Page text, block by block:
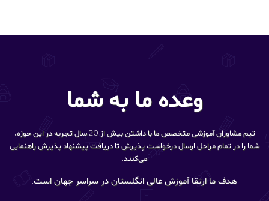
وعده ما به شما
تیم مشاوران آموزشی متخصص ما با داشتن بیش از 20 سال تجربه در این حوزه،
شما را در تمام مراحل ارسال درخواست پذیرش تا دریافت پیشنهاد پذیرش راهنمایی
می‌کنند.
هدف ما ارتقا آموزش عالی انگلستان در سراسر جهان است.